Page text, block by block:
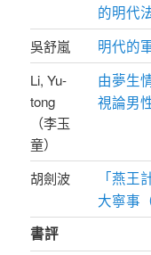
的明代
吳舒嵐 明代的
Li, Yu-
tong
（李玉
童）
由夢生
視論男
胡劍波
「燕
大寧事
書評